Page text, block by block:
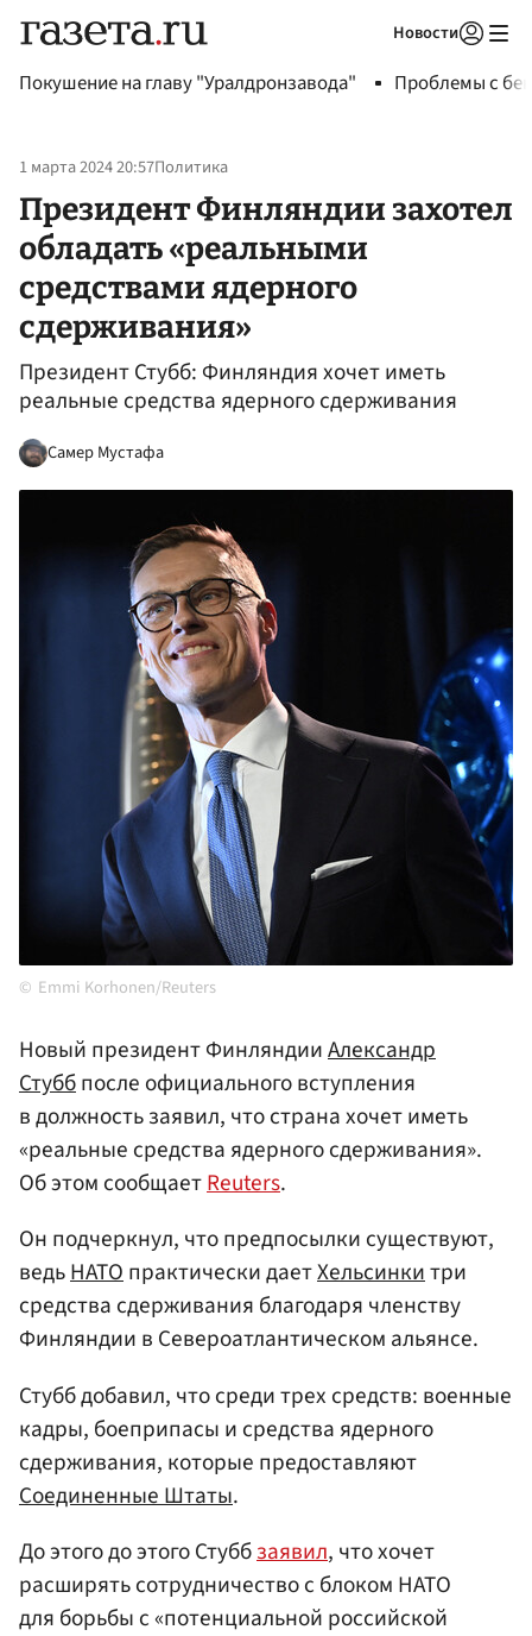
Новости
Покушение на главу "Уралдронзавода" Проблемы с
1 марта 2024 20:57Политика
Президент Финляндии захотел
обладать «реальными
средствами ядерного
сдерживания»
Президент Стубб: Финляндия хочет иметь
реальные средства ядерного сдерживания
Самер Мустафа
Emmi Korhonen/Reuters
Новый президент ФинляндииАлександр
Стуббпосле официального вступления
в должность заявил, что страна хочет иметь
«реальные средства ядерного сдерживания».
Об этом сообщаетReuters.
Он подчеркнул, что предпосылки существуют,
ведьНАТОпрактически даетХельсинкитри
средства сдерживания благодаря членству
Финляндии в Североатлантическом альянсе.
Стубб добавил, что среди трех средств: военные
кадры, боеприпасы и средства ядерного
сдерживания, которые предоставляют
Соединенные Штаты.
До этого до этого Стуббзаявил, что хочет
расширять сотрудничество с блоком НАТО
для борьбы с «потенциальной российской